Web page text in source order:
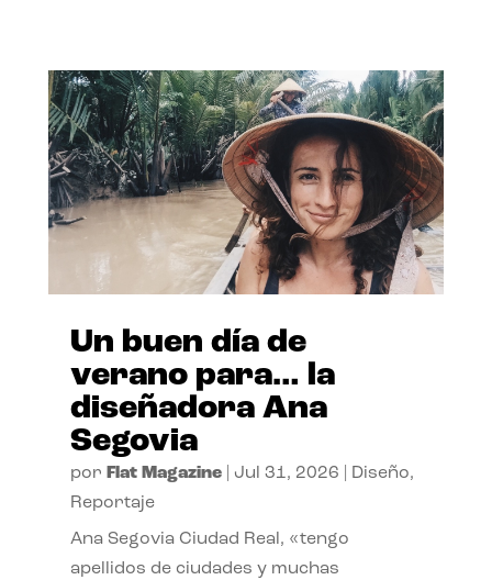
Un buen día de
verano para… la
diseñadora Ana
Segovia
por Flat Magazine| Jul 31, 2026 Diseño,
Reportaje
Ana Segovia Ciudad Real, «tengo
apellidos de ciudades y muchas